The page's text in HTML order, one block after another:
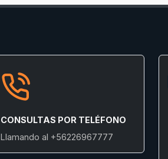
CONSULTAS POR TELÉFONO
Llamando al +56226967777